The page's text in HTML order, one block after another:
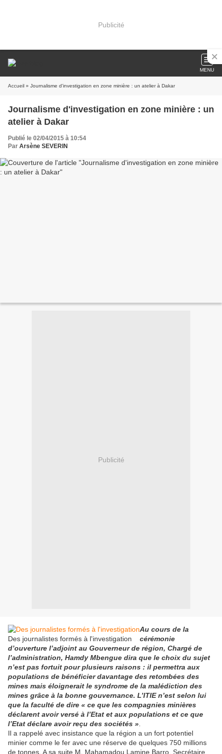
Publicité
MENU
Accueil » Journalisme d'investigation en zone minière : un atelier à Dakar
Journalisme d'investigation en zone minière : un
atelier à Dakar
Publié le 02/04/2015 à 10:54
Par Arsène SEVERIN
Publicité
Des journalistes formés à l'investigation
Au cours de la
cérémonie
d’ouverture l’adjoint au Gouverneur de région, Chargé de
l’administration, Hamdy Mbengue dira que le choix du sujet
n’est pas fortuit pour plusieurs raisons : il permettra aux
populations de bénéficier davantage des retombées des
mines mais éloignerait le syndrome de la malédiction des
mines grâce à la bonne gouvernance. L’ITIE n’est selon lui
que la faculté de dire « ce que les compagnies minières
déclarent avoir versé à l’Etat et aux populations et ce que
l’Etat déclare avoir reçu des sociétés »
Il a rappelé avec insistance que la région a un fort potentiel
minier comme le fer avec une réserve de quelques 750 millions
de tonnes. A sa suite M. Mahamadou Lamine Barro, Secrétaire